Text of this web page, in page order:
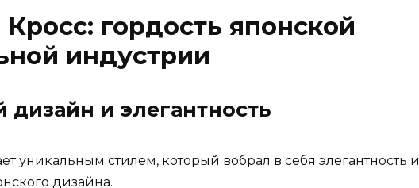
гордость японской
индустрии
и элегантность
уникальным стилем, который вобрал в себя элегантность и
дизайна.